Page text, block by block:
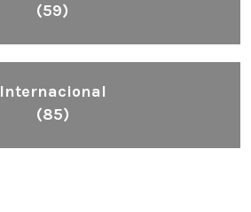
(59)
Internacional
(85)